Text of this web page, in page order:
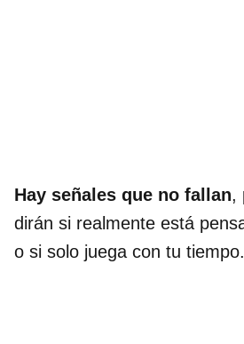
Hay señales que no fallan,
dirán si realmente está
o si solo juega con tu tiempo.